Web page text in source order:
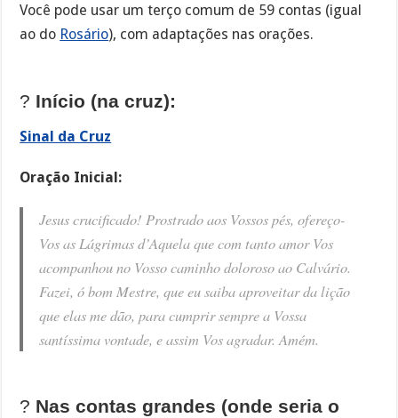
Você pode usar um terço comum de 59 contas (igual
ao do Rosário), com adaptações nas orações.
? Início (na cruz):
Sinal da Cruz
Oração Inicial:
Jesus crucificado! Prostrado aos Vossos pés, ofereço-
Vos as Lágrimas d’Aquela que com tanto amor Vos
acompanhou no Vosso caminho doloroso ao Calvário.
Fazei, ó bom Mestre, que eu saiba aproveitar da lição
que elas me dão, para cumprir sempre a Vossa
santíssima vontade, e assim Vos agradar. Amém.
? Nas contas grandes (onde seria o